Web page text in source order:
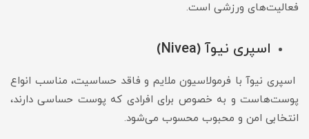
فعالیت‌های ورزشی است.
اسپری نیوآ (Nivea)
اسپری نیوآ با فرمولاسیون ملایم و فاقد حساسیت، مناسب انواع
پوست‌هاست و به خصوص برای افرادی که پوست حساسی دارند،
انتخابی امن و محبوب محسوب می‌شود.